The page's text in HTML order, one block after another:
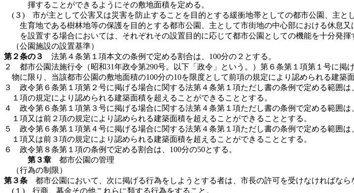
揮することができるようにその敷地面積を定める。
(３) 市が主として公害又は災害を防止することを目的とする緩衝地帯としての都市公園、主
生育地である樹林地等の保護を目的とする都市公園、主として市街地の中心部における休息
を設置する場合においては、それぞれその設置目的に応じて都市公園としての機能を十分発
（公園施設の設置基準）
第２条の３
法第４条第１項本文の条例で定める割合は、100分の２とする。
２ 都市公園法施行令（昭和31年政令第290号。以下「政令」という。）第６条第１項第１号に
物に限り、当該都市公園の敷地面積の100分の10を限度として前項の規定により認められる建築
３ 政令第６条第１項第２号に掲げる場合に関する法第４条第１項ただし書の条例で定める範囲
１項の規定により認められる建築面積を超えることができることとする。
４ 政令第６条第１項第３号に掲げる場合に関する法第４条第１項ただし書の条例で定める範囲
１項又は前２項の規定により認められる建築面積を超えることができることとする。
５ 政令第６条第１項第４号に掲げる場合に関する法第４条第１項ただし書の条例で定める範囲
１項又は前３項の規定により認められる建築面積を超えることができることとする。
６ 政令第８条第１項の条例で定める割合は、100分の50とする。
第３章 都市公園の管理
（行為の制限）
第３条 都市公園において、次に掲げる行為をしようとする者は、市長の許可を受けなければなら
(１) 行商、募金その他これらに類する行為をすること。